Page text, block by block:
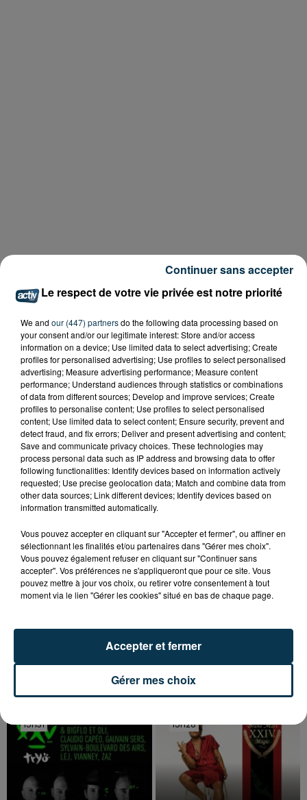
TITRES DIFFUSÉS
15h37
15h37
Cold
15h34
15h34
Les Filles, Les Meufs
15h31
15h31 15h28
15h28
Le respect de votre vie privée est notre priorité
We and our (447) partnersdo the following data processing based on
your consent and/or our legitimate interest: Store and/or access
information on a device; Use limited data to select advertising; Create
profiles for personalised advertising; Use profiles to select personalised
advertising; Measure advertising performance; Measure content
performance; Understand audiences through statistics or combinations
of data from different sources; Develop and improve services; Create
profiles to personalise content; Use profiles to select personalised
content; Use limited data to select content; Ensure security, prevent and
detect fraud, and fix errors; Deliver and present advertising and content;
Save and communicate privacy choices. These technologies may
process personal data such as IP address and browsing data to offer
following functionalities: Identify devices based on information actively
requested; Use precise geolocation data; Match and combine data from
other data sources; Link different devices; Identify devices based on
information transmitted automatically.
Vous pouvez accepter en cliquant sur "Accepter et fermer", ou affiner en
sélectionnant les finalités et/ou partenaires dans "Gérer mes choix".
Vous pouvez également refuser en cliquant sur "Continuer sans
accepter". Vos préférences ne s'appliqueront que pour ce site. Vous
pouvez mettre à jour vos choix, ou retirer votre consentement à tout
moment via le lien "Gérer les cookies" situé en bas de chaque page.
Gérer mes choix
Accepter et fermer
Continuer sans accepter